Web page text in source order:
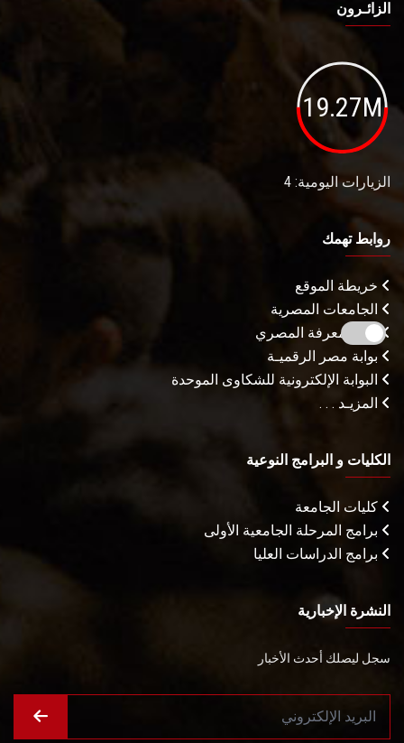
الزائـرون
19.27M
الزيارات اليومية: 4
روابط تهمك
خريطة الموقع
الجامعات المصرية
بنك المعرفة المصري
بوابة مصر الرقميـة
البوابة الإلكترونية للشكاوى الموحدة
المزيـد . . .
الكليات و البرامج النوعية
كليات الجامعة
برامج المرحلة الجامعية الأولى
برامج الدراسات العليا
النشرة الإخبارية
سجل ليصلك أحدث الأخبار